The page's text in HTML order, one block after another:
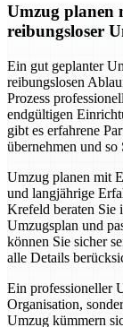
Umzug planen
reibungsloser
Ein gut geplanter
reibungslosen
Prozess
endgültigen
gibt es erfahrene
übernehmen und
Umzug planen mit
und langjährige
Krefeld beraten Sie
Umzugsplan und
können Sie sicher
alle Details
Ein professioneller
Organisation,
Umzug kümmern